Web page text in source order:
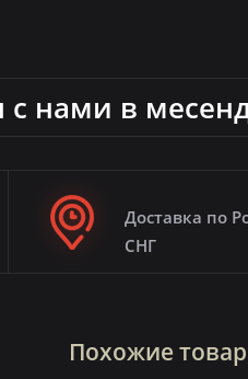
с нами в
Доставка по
СНГ
Похожие